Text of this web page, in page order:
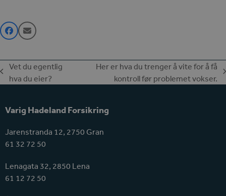
previous
Vet du egentlig
hva du eier?
Her er hva du trenger å vite for å få
kontroll før problemet vokser.
Varig Hadeland Forsikring
Jarenstranda 12, 2750 Gran
61 32 72 50
Lenagata 32, 2850 Lena
61 12 72 50